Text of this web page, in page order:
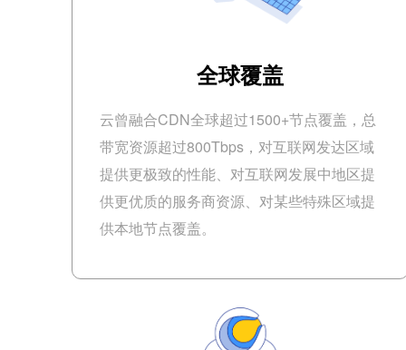
全球覆盖
云曾融合CDN全球超过1500+节点覆盖，总
带宽资源超过800Tbps，对互联网发达区域
提供更极致的性能、对互联网发展中地区提
供更优质的服务商资源、对某些特殊区域提
供本地节点覆盖。